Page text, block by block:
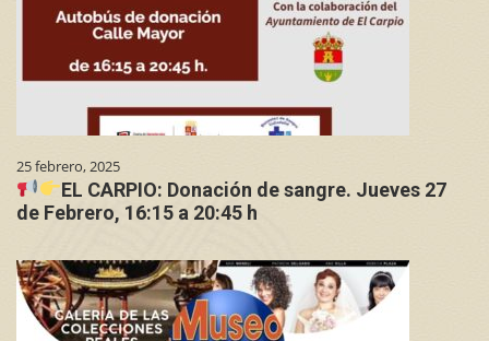
25 febrero, 2025
EL CARPIO: Donación de sangre. Jueves 27
de Febrero, 16:15 a 20:45 h